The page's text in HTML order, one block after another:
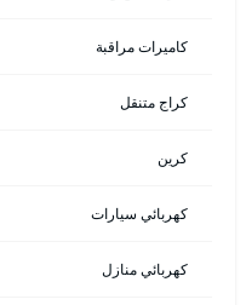
كاميرات مراقبة
كراج متنقل
كرين
كهربائي سيارات
كهربائي منازل